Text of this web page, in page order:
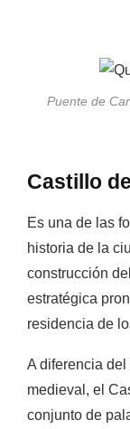
Puente de
Castillo
Es una de las
historia de la
construcción
estratégica
residencia de
A diferencia
medieval, el
conjunto de